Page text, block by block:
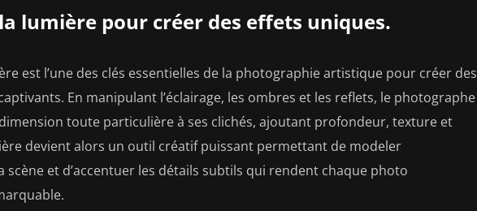
lumière pour créer des effets uniques.
est l’une des clés essentielles de la photographie artistique pour créer des
En manipulant l’éclairage, les ombres et les reflets, le photographe
toute particulière à ses clichés, ajoutant profondeur, texture et
devient alors un outil créatif puissant permettant de modeler
scène et d’accentuer les détails subtils qui rendent chaque photo